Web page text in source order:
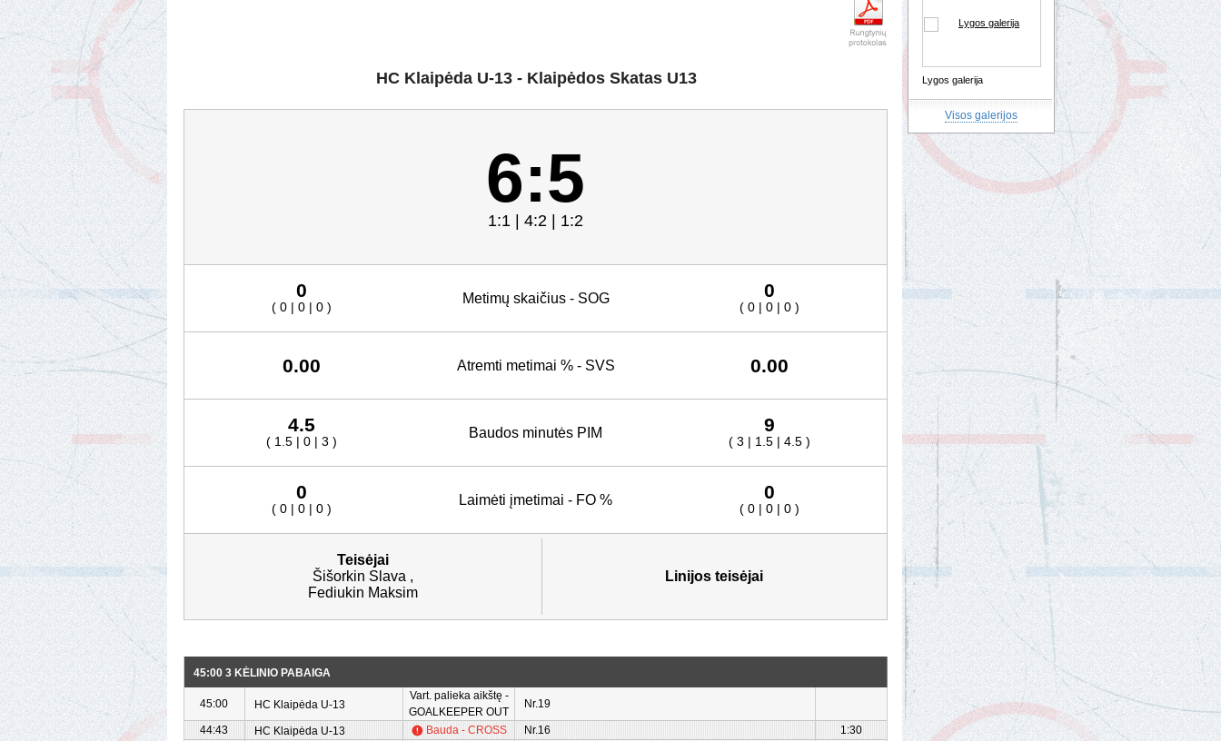
HC Klaipėda U-13 - Klaipėdos Skatas U13
6:5
1:1 | 4:2 | 1:2
0
( 0 | 0 | 0 )
Metimų skaičius - SOG 0
( 0 | 0 | 0 )
0.00 Atremti metimai % - SVS 0.00
4.5
( 1.5 | 0 | 3 )
Baudos minutės PIM 9
( 3 | 1.5 | 4.5 )
0
( 0 | 0 | 0 )
Laimėti įmetimai - FO % 0
( 0 | 0 | 0 )
Teisėjai
Šišorkin Slava ,
Fediukin Maksim
Linijos teisėjai
45:00 3 KĖLINIO PABAIGA
45:00 HC Klaipėda U-13
Vart. palieka aikštę -
GOALKEEPER OUT
Nr.19
44:43 HC Klaipėda U-13 Bauda - CROSS Nr.16 1:30
Lygos galerija
Visos galerijos